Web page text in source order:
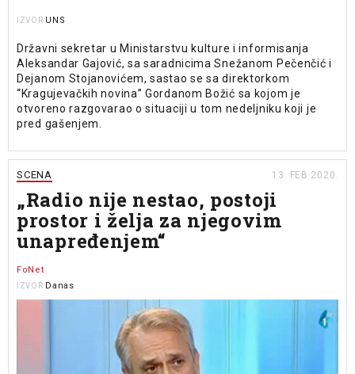
IZVOR UNS
Državni sekretar u Ministarstvu kulture i informisanja
Aleksandar Gajović, sa saradnicima Snežanom Pečenčić i
Dejanom Stojanovićem, sastao se sa direktorkom
“Kragujevačkih novina” Gordanom Božić sa kojom je
otvoreno razgovarao o situaciji u tom nedeljniku koji je
pred gašenjem.
SCENA 13. FEB 2020.
„Radio nije nestao, postoji
prostor i želja za njegovim
unapređenjem“
FoNet
IZVOR Danas